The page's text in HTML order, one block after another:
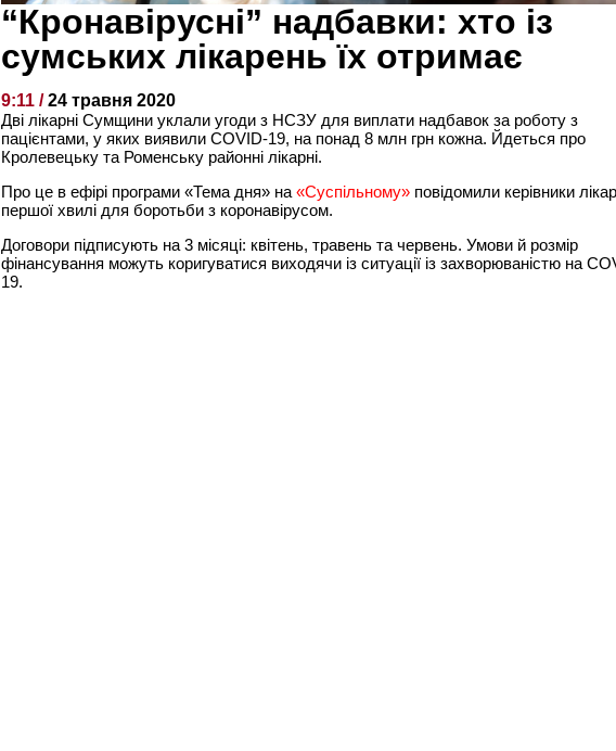
“Кронавірусні” надбавки: хто із
сумських лікарень їх отримає
9:11 /24 травня 2020
Дві лікарні Сумщини уклали угоди з НСЗУ для виплати надбавок за роботу з
пацієнтами, у яких виявили COVID-19, на понад 8 млн грн кожна. Йдеться про
Кролевецьку та Роменську районні лікарні.
Про це в ефірі програми «Тема дня» на«Суспільному» повідомили керівники
першої хвилі для боротьби з коронавірусом.
Договори підписують на 3 місяці: квітень, травень та червень. Умови й розмір
фінансування можуть коригуватися виходячи із ситуації із захворюваністю на
19.